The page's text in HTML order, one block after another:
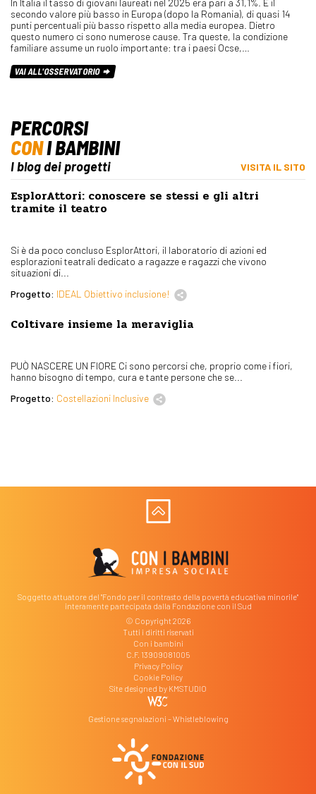
In Italia il tasso di giovani laureati nel 2025 era pari a 31,1%. È il
secondo valore più basso in Europa (dopo la Romania), di quasi 14
punti percentuali più basso rispetto alla media europea. Dietro
questo numero ci sono numerose cause. Tra queste, la condizione
familiare assume un ruolo importante: tra i paesi Ocse,…
VAI ALL'OSSERVATORIO
PERCORSI
CONI BAMBINI
I blog dei progetti VISITA IL SITO
EsplorAttori: conoscere se stessi e gli altri
tramite il teatro
Si è da poco concluso EsplorAttori, il laboratorio di azioni ed
esplorazioni teatrali dedicato a ragazze e ragazzi che vivono
situazioni di...
Progetto: IDEAL Obiettivo inclusione!
Coltivare insieme la meraviglia
PUÒ NASCERE UN FIORE Ci sono percorsi che, proprio come i fiori,
hanno bisogno di tempo, cura e tante persone che se...
Progetto: Costellazioni Inclusive
Soggetto attuatore del "Fondo per il contrasto della povertà educativa minorile"
interamente partecipata dalla Fondazione con il Sud
© Copyright 2026
Tutti i diritti riservati
Con i bambini
C.F. 13909081005
Privacy Policy
Cookie Policy
Site designed by KMSTUDIO
Gestione segnalazioni – Whistleblowing